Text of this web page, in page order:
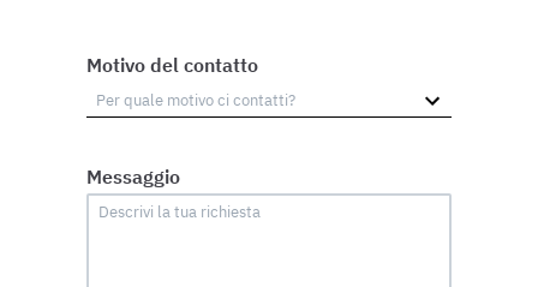
Motivo del contatto
Messaggio